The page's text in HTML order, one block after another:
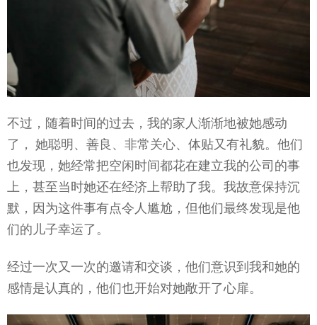
不过，随着时间的过去，我的家人渐渐地被她感动
了， 她聪明、善良、非常关心、体贴又有礼貌。他们
也发现，她经常把空闲时间都花在建立我的公司的事
上，甚至当时她还在经济上帮助了我。我故意保持沉
默，因为这件事有点令人尴尬，但他们最终发现是他
们的儿子幸运了。
经过一次又一次的邀请和交谈，他们意识到我和她的
感情是认真的，他们也开始对她敞开了心扉。